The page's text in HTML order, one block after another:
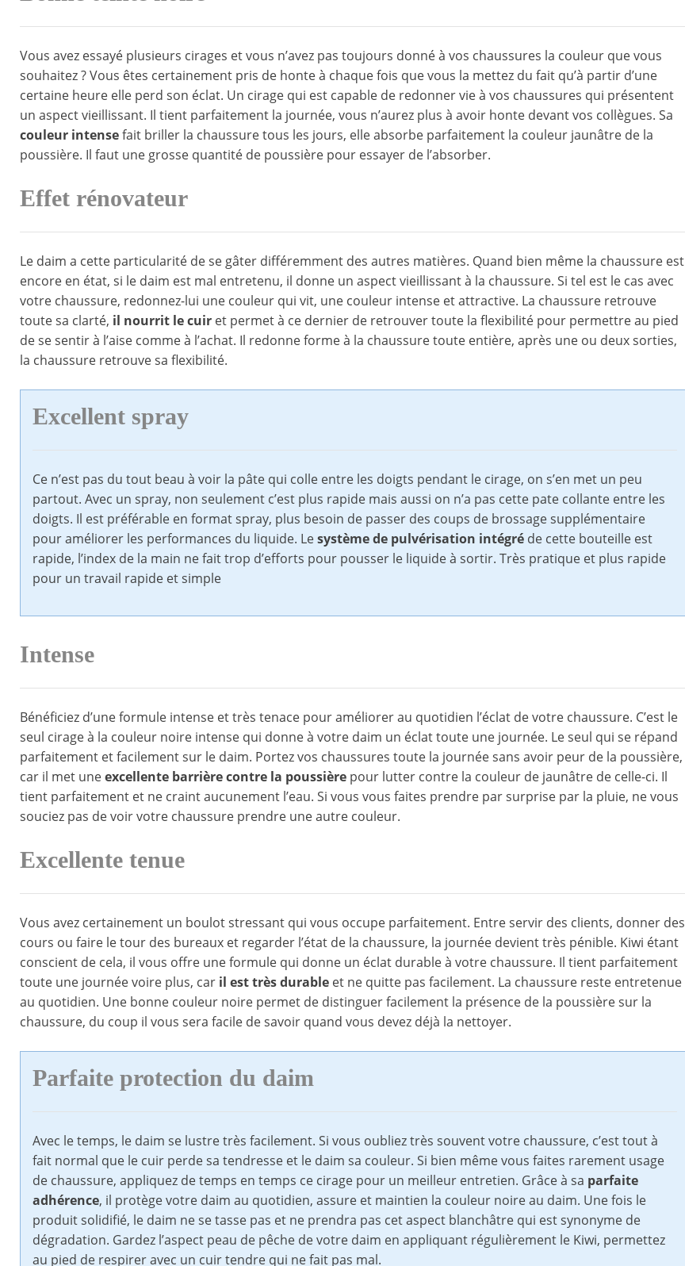
Vous avez essayé plusieurs cirages et vous n’avez pas toujours donné à vos chaussures la couleur que vous
souhaitez ? Vous êtes certainement pris de honte à chaque fois que vous la mettez du fait qu’à partir d’une
certaine heure elle perd son éclat. Un cirage qui est capable de redonner vie à vos chaussures qui présentent
un aspect vieillissant. Il tient parfaitement la journée, vous n’aurez plus à avoir honte devant vos collègues. Sa
couleur intensefait briller la chaussure tous les jours, elle absorbe parfaitement la couleur jaunâtre de la
poussière. Il faut une grosse quantité de poussière pour essayer de l’absorber.
Effet rénovateur
Le daim a cette particularité de se gâter différemment des autres matières. Quand bien même la chaussure est
encore en état, si le daim est mal entretenu, il donne un aspect vieillissant à la chaussure. Si tel est le cas avec
votre chaussure, redonnez-lui une couleur qui vit, une couleur intense et attractive. La chaussure retrouve
toute sa clarté, il nourrit le cuir et permet à ce dernier de retrouver toute la flexibilité pour permettre au pied
de se sentir à l’aise comme à l’achat. Il redonne forme à la chaussure toute entière, après une ou deux sorties,
la chaussure retrouve sa flexibilité.
Excellent spray
Ce n’est pas du tout beau à voir la pâte qui colle entre les doigts pendant le cirage, on s’en met un peu
partout. Avec un spray, non seulement c’est plus rapide mais aussi on n’a pas cette pate collante entre les
doigts. Il est préférable en format spray, plus besoin de passer des coups de brossage supplémentaire
pour améliorer les performances du liquide. Lesystème de pulvérisation intégré de cette bouteille est
rapide, l’index de la main ne fait trop d’efforts pour pousser le liquide à sortir. Très pratique et plus rapide
pour un travail rapide et simple
Intense
Bénéficiez d’une formule intense et très tenace pour améliorer au quotidien l’éclat de votre chaussure. C’est le
seul cirage à la couleur noire intense qui donne à votre daim un éclat toute une journée. Le seul qui se répand
parfaitement et facilement sur le daim. Portez vos chaussures toute la journée sans avoir peur de la poussière,
car il met uneexcellente barrière contre la poussière pour lutter contre la couleur de jaunâtre de celle-ci. Il
tient parfaitement et ne craint aucunement l’eau. Si vous vous faites prendre par surprise par la pluie, ne vous
souciez pas de voir votre chaussure prendre une autre couleur.
Excellente tenue
Vous avez certainement un boulot stressant qui vous occupe parfaitement. Entre servir des clients, donner des
cours ou faire le tour des bureaux et regarder l’état de la chaussure, la journée devient très pénible. Kiwi étant
conscient de cela, il vous offre une formule qui donne un éclat durable à votre chaussure. Il tient parfaitement
toute une journée voire plus, car il est très durable et ne quitte pas facilement. La chaussure reste entretenue
au quotidien. Une bonne couleur noire permet de distinguer facilement la présence de la poussière sur la
chaussure, du coup il vous sera facile de savoir quand vous devez déjà la nettoyer.
Parfaite protection du daim
Avec le temps, le daim se lustre très facilement. Si vous oubliez très souvent votre chaussure, c’est tout à
fait normal que le cuir perde sa tendresse et le daim sa couleur. Si bien même vous faites rarement usage
de chaussure, appliquez de temps en temps ce cirage pour un meilleur entretien. Grâce à sa parfaite
adhérence, il protège votre daim au quotidien, assure et maintien la couleur noire au daim. Une fois le
produit solidifié, le daim ne se tasse pas et ne prendra pas cet aspect blanchâtre qui est synonyme de
dégradation. Gardez l’aspect peau de pêche de votre daim en appliquant régulièrement le Kiwi, permettez
au pied de respirer avec un cuir tendre qui ne fait pas mal.